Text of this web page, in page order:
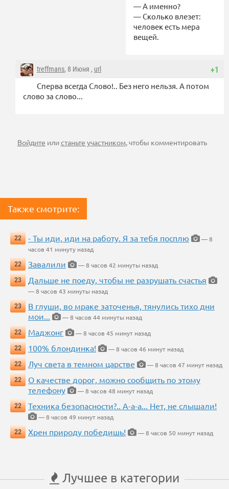
— А именно?
— Сколько влезет:
человек есть мера
вещей.
+1
treffmans, 8 Июня , url
Сперва всегда Слово!.. Без него нельзя. А потом
слово за слово...
Войдите илистаньте участником, чтобы комментировать
Также смотрите:
22 - Ты иди, иди на работу. Я за тебя посплю
— 8
часов 41 минуту назад
22
Завалили
— 8 часов 42 минуты назад
23
Дальше не поеду, чтобы не разрушать счастья
— 8 часов 43 минуты назад
23
В глуши, во мраке заточенья, тянулись тихо дни
мои...
— 8 часов 44 минуты назад
22
Маджонг
— 8 часов 45 минут назад
22
100% блондинка!
— 8 часов 46 минут назад
22
Луч света в темном царстве
— 8 часов 47 минут назад
22
О качестве дорог, можно сообщить по этому
телефону
— 8 часов 48 минут назад
22
Техника безопасности?.. А-а-а... Нет, не слышали!
— 8 часов 49 минут назад
22
Хрен природу победишь! — 8 часов 50 минут назад
Лучшее в категории